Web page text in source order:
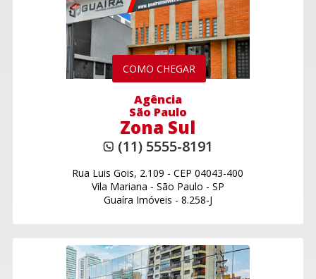
COMO CHEGAR
Agência
São Paulo
Zona Sul
(11) 5555-8191
Rua Luis Gois, 2.109 -CEP 04043-400
Vila Mariana - São Paulo - SP
Guaíra Imóveis - 8.258-J